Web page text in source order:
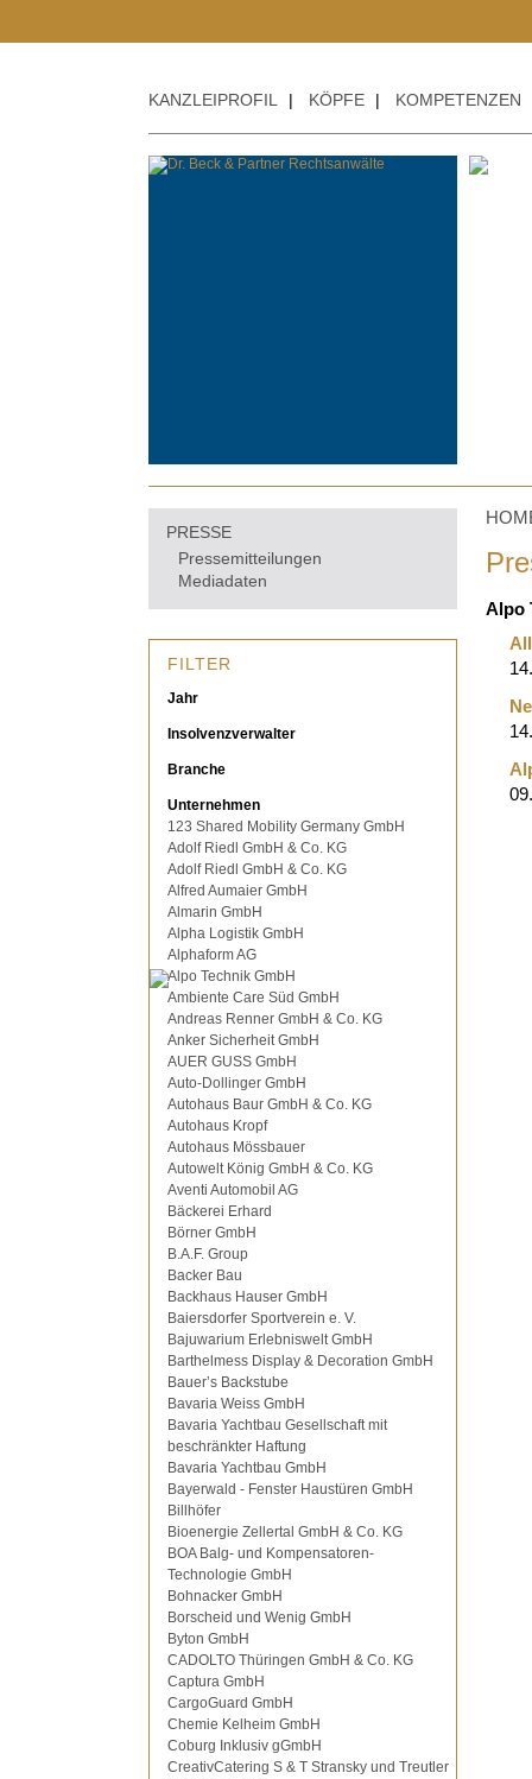
KANZLEIPROFIL | KÖPFE | KOMPETENZEN
PRESSE
Pressemitteilungen
Mediadaten
FILTER
Jahr
Insolvenzverwalter
Branche
Unternehmen
123 Shared Mobility Germany GmbH
Adolf Riedl GmbH & Co. KG
Adolf Riedl GmbH & Co. KG
Alfred Aumaier GmbH
Almarin GmbH
Alpha Logistik GmbH
Alphaform AG
Alpo Technik GmbH
Ambiente Care Süd GmbH
Andreas Renner GmbH & Co. KG
Anker Sicherheit GmbH
AUER GUSS GmbH
Auto-Dollinger GmbH
Autohaus Baur GmbH & Co. KG
Autohaus Kropf
Autohaus Mössbauer
Autowelt König GmbH & Co. KG
Aventi Automobil AG
Bäckerei Erhard
Börner GmbH
B.A.F. Group
Backer Bau
Backhaus Hauser GmbH
Baiersdorfer Sportverein e. V.
Bajuwarium Erlebniswelt GmbH
Barthelmess Display & Decoration GmbH
Bauer’s Backstube
Bavaria Weiss GmbH
Bavaria Yachtbau Gesellschaft mit
beschränkter Haftung
Bavaria Yachtbau GmbH
Bayerwald - Fenster Haustüren GmbH
Billhöfer
Bioenergie Zellertal GmbH & Co. KG
BOA Balg- und Kompensatoren-
Technologie GmbH
Bohnacker GmbH
Borscheid und Wenig GmbH
Byton GmbH
CADOLTO Thüringen GmbH & Co. KG
Captura GmbH
CargoGuard GmbH
Chemie Kelheim GmbH
Coburg Inklusiv gGmbH
CreativCatering S & T Stransky und Treutler
Alpo